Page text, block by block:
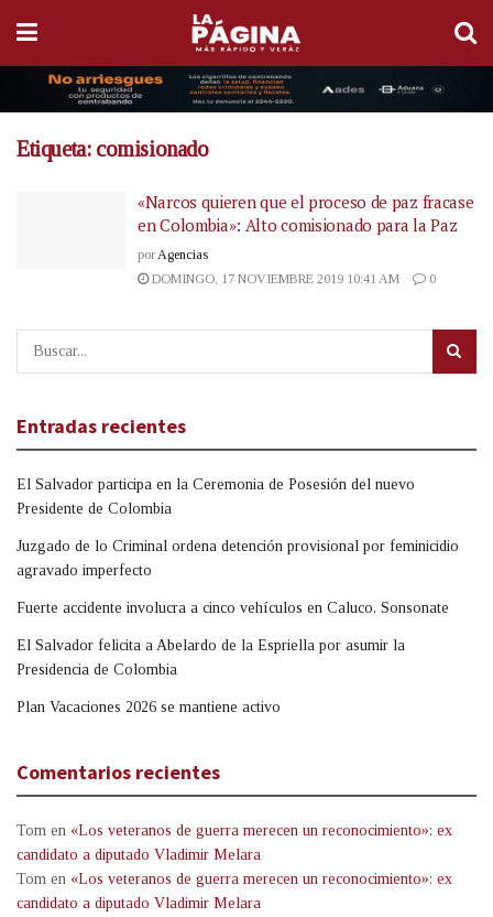
Etiqueta: comisionado
«Narcos quieren que el proceso de paz fracase
en Colombia»: Alto comisionado para la Paz
por Agencias
DOMINGO, 17 NOVIEMBRE 2019 10:41 AM
0
Entradas recientes
El Salvador participa en la Ceremonia de Posesión del nuevo
Presidente de Colombia
Juzgado de lo Criminal ordena detención provisional por feminicidio
agravado imperfecto
Fuerte accidente involucra a cinco vehículos en Caluco, Sonsonate
El Salvador felicita a Abelardo de la Espriella por asumir la
Presidencia de Colombia
Plan Vacaciones 2026 se mantiene activo
Comentarios recientes
Tom en «Los veteranos de guerra merecen un reconocimiento»: ex
candidato a diputado Vladimir Melara
Tom en «Los veteranos de guerra merecen un reconocimiento»: ex
candidato a diputado Vladimir Melara